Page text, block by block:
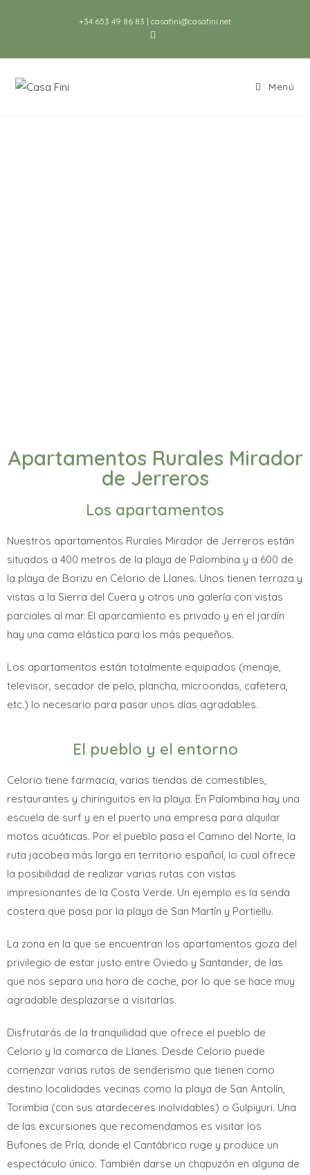
+34 653 49 86 83 | casafini@casafini.net
Menú
Apartamentos Rurales Mirador
de Jerreros
Los apartamentos
Nuestros apartamentos Rurales Mirador de Jerreros están
situados a 400 metros de la playa de Palombina y a 600 de
la playa de Borizu en Celorio de Llanes. Unos tienen terraza y
vistas a la Sierra del Cuera y otros una galería con vistas
parciales al mar. El aparcamiento es privado y en el jardín
hay una cama elástica para los más pequeños.
Los apartamentos están totalmente equipados (menaje,
televisor, secador de pelo, plancha, microondas, cafetera,
etc.) lo necesario para pasar unos días agradables.
El pueblo y el entorno
Celorio tiene farmacia, varias tiendas de comestibles,
restaurantes y chiringuitos en la playa. En Palombina hay una
escuela de surf y en el puerto una empresa para alquilar
motos acuáticas. Por el pueblo pasa el Camino del Norte, la
ruta jacobea más larga en territorio español, lo cual ofrece
la posibilidad de realizar varias rutas con vistas
impresionantes de la Costa Verde. Un ejemplo es la senda
costera que pasa por la playa de San Martín y Portiellu.
La zona en la que se encuentran los apartamentos goza del
privilegio de estar justo entre Oviedo y Santander, de las
que nos separa una hora de coche, por lo que se hace muy
agradable desplazarse a visitarlas.
Disfrutarás de la tranquilidad que ofrece el pueblo de
Celorio y la comarca de Llanes. Desde Celorio puede
comenzar varias rutas de senderismo que tienen como
destino localidades vecinas como la playa de San Antolín,
Torimbia (con sus atardeceres inolvidables) o Gulpiyuri. Una
de las excursiones que recomendamos es visitar los
Bufones de Pría, donde el Cantábrico ruge y produce un
espectáculo único. También darse un chapuzón en alguna de